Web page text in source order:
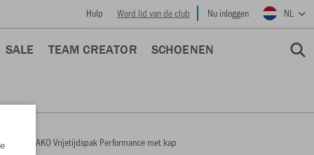
Hulp Word lid van de club Nu inloggen NL
SALE TEAM CREATOR SCHOENEN
JAKO Vrijetijdspak Performance met kap